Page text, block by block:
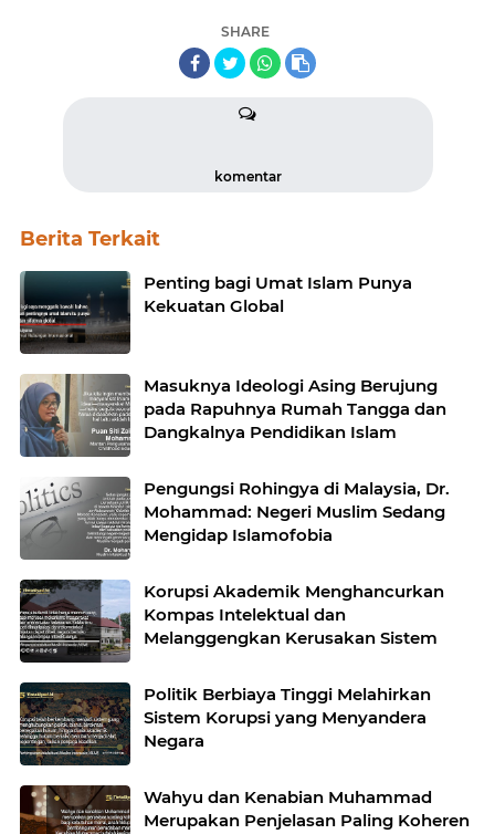
SHARE
komentar
Berita Terkait
Penting bagi Umat Islam Punya
Kekuatan Global
Masuknya Ideologi Asing Berujung
pada Rapuhnya Rumah Tangga dan
Dangkalnya Pendidikan Islam
Pengungsi Rohingya di Malaysia, Dr.
Mohammad: Negeri Muslim Sedang
Mengidap Islamofobia
Korupsi Akademik Menghancurkan
Kompas Intelektual dan
Melanggengkan Kerusakan Sistem
Politik Berbiaya Tinggi Melahirkan
Sistem Korupsi yang Menyandera
Negara
Wahyu dan Kenabian Muhammad
Merupakan Penjelasan Paling Koheren